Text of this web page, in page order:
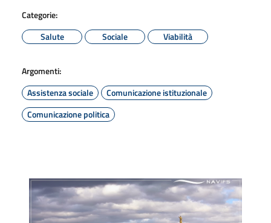
Categorie:
Salute
Sociale Viabilità
Argomenti:
Assistenza sociale
Comunicazione istituzionale
Comunicazione politica